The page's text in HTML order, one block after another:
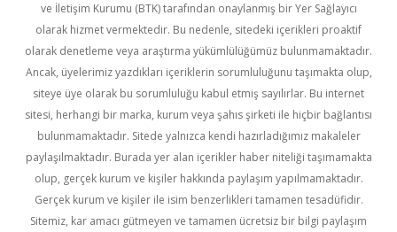
ve İletişim Kurumu (BTK) tarafından onaylanmış bir Yer Sağlayıcı
olarak hizmet vermektedir. Bu nedenle, sitedeki içerikleri proaktif
olarak denetleme veya araştırma yükümlülüğümüz bulunmamaktadır.
Ancak, üyelerimiz yazdıkları içeriklerin sorumluluğunu taşımakta olup,
siteye üye olarak bu sorumluluğu kabul etmiş sayılırlar. Bu internet
sitesi, herhangi bir marka, kurum veya şahıs şirketi ile hiçbir bağlantısı
bulunmamaktadır. Sitede yalnızca kendi hazırladığımız makaleler
paylaşılmaktadır. Burada yer alan içerikler haber niteliği taşımamakta
olup, gerçek kurum ve kişiler hakkında paylaşım yapılmamaktadır.
Gerçek kurum ve kişiler ile isim benzerlikleri tamamen tesadüfidir.
Sitemiz, kar amacı gütmeyen ve tamamen ücretsiz bir bilgi paylaşım